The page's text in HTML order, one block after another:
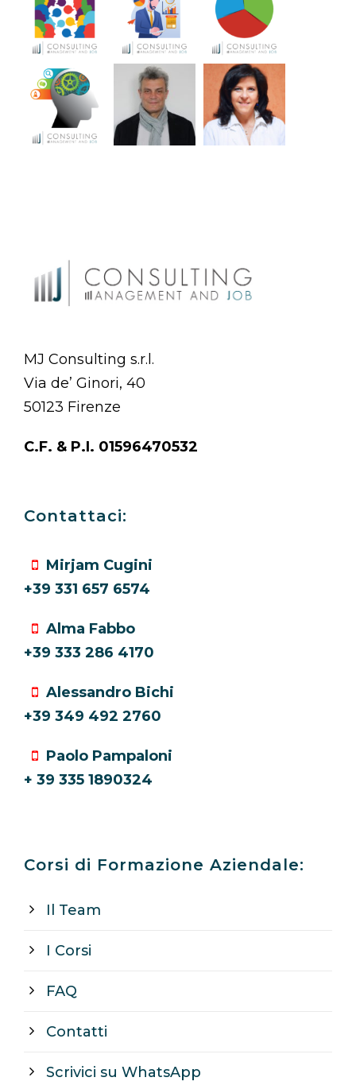
MJ Consulting s.r.l.
Via de’ Ginori, 40
50123 Firenze
C.F. & P.I. 01596470532
Contattaci:
Mirjam Cugini
+39 331 657 6574
Alma Fabbo
+39 333 286 4170
Alessandro Bichi
+39 349 492 2760
Paolo Pampaloni
+ 39 335 1890324
Corsi di Formazione Aziendale:
Il Team
I Corsi
FAQ
Contatti
Scrivici su WhatsApp